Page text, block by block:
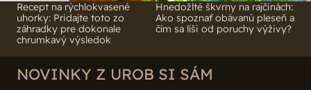
Recept na rýchlokvasené
uhorky: Pridajte toto zo
záhradky pre dokonale
chrumkavý výsledok
Hnedožlté škvrny na rajčinách:
Ako spoznať obávanú pleseň a
čím sa líši od poruchy výživy?
NOVINKY Z UROB SI SÁM